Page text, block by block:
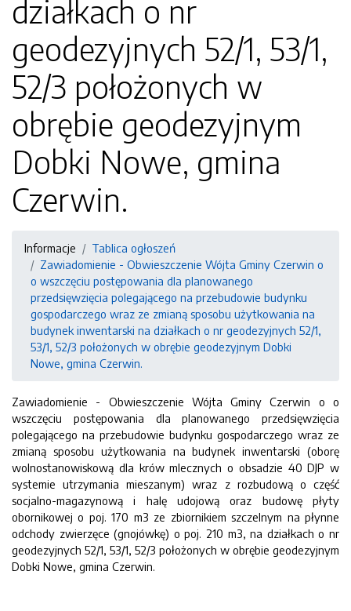
działkach o nr
geodezyjnych 52/1, 53/1,
52/3 położonych w
obrębie geodezyjnym
Dobki Nowe, gmina
Czerwin.
Informacje
Tablica ogłoszeń
Zawiadomienie - Obwieszczenie Wójta Gminy Czerwin o
o wszczęciu postępowania dla planowanego
przedsięwzięcia polegającego na przebudowie budynku
gospodarczego wraz ze zmianą sposobu użytkowania na
budynek inwentarski na działkach o nr geodezyjnych 52/1,
53/1, 52/3 położonych w obrębie geodezyjnym Dobki
Nowe, gmina Czerwin.
Zawiadomienie - Obwieszczenie Wójta Gminy Czerwin o o
wszczęciu postępowania dla planowanego przedsięwzięcia
polegającego na przebudowie budynku gospodarczego wraz ze
zmianą sposobu użytkowania na budynek inwentarski (oborę
wolnostanowiskową dla krów mlecznych o obsadzie 40 DJP w
systemie utrzymania mieszanym) wraz z rozbudową o część
socjalno-magazynową i halę udojową oraz budowę płyty
obornikowej o poj. 170 m3 ze zbiornikiem szczelnym na płynne
odchody zwierzęce (gnojówkę) o poj. 210 m3, na działkach o nr
geodezyjnych 52/1, 53/1, 52/3 położonych w obrębie geodezyjnym
Dobki Nowe, gmina Czerwin.